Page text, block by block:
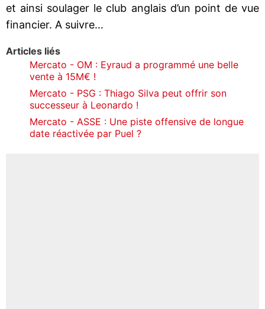
et ainsi soulager le club anglais d’un point de vue
financier. A suivre…
Articles liés
Mercato - OM : Eyraud a programmé une belle
vente à 15M€ !
Mercato - PSG : Thiago Silva peut offrir son
successeur à Leonardo !
Mercato - ASSE : Une piste offensive de longue
date réactivée par Puel ?